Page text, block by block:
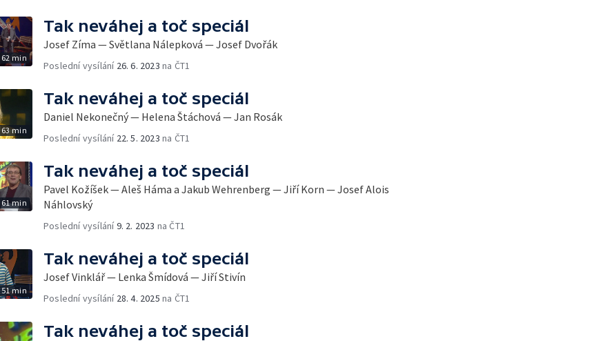
62 min
Tak neváhej a toč speciál
Josef Zíma — Světlana Nálepková — Josef Dvořák
Poslední vysílání 26. 6. 2023 na ČT1
63 min
Tak neváhej a toč speciál
Daniel Nekonečný — Helena Štáchová — Jan Rosák
Poslední vysílání 22. 5. 2023 na ČT1
61 min
Tak neváhej a toč speciál
Pavel Kožíšek — Aleš Háma a Jakub Wehrenberg — Jiří Korn — Josef Alois
Náhlovský
Poslední vysílání9. 2. 2023 na ČT1
51 min
Tak neváhej a toč speciál
Josef Vinklář — Lenka Šmídová — Jiří Stivín
Poslední vysílání 28. 4. 2025 na ČT1
Tak neváhej a toč speciál